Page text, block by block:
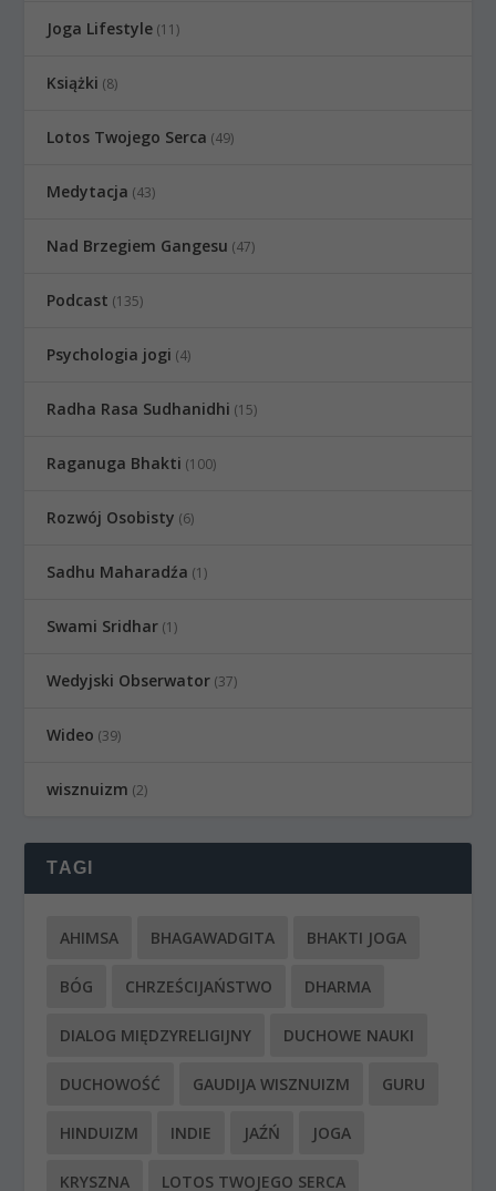
Joga Lifestyle (11)
Książki (8)
Lotos Twojego Serca (49)
Medytacja (43)
Nad Brzegiem Gangesu (47)
Podcast (135)
Psychologia jogi (4)
Radha Rasa Sudhanidhi (15)
Raganuga Bhakti (100)
Rozwój Osobisty (6)
Sadhu Maharadźa (1)
Swami Sridhar (1)
Wedyjski Obserwator (37)
Wideo (39)
wisznuizm (2)
TAGI
AHIMSA BHAGAWADGITA BHAKTI JOGA
BÓG CHRZEŚCIJAŃSTWO DHARMA
DIALOG MIĘDZYRELIGIJNY DUCHOWE NAUKI
DUCHOWOŚĆ GAUDIJA WISZNUIZM GURU
HINDUIZM INDIE JAŹŃ JOGA
KRYSZNA LOTOS TWOJEGO SERCA